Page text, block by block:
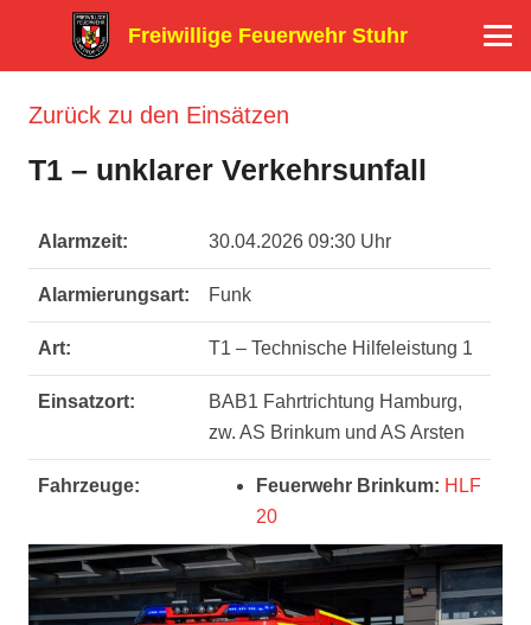
Freiwillige Feuerwehr Stuhr
Zurück zu den Einsätzen
T1 – unklarer Verkehrsunfall
Alarmzeit: 30.04.2026 09:30 Uhr
Alarmierungsart: Funk
Art: T1 – Technische Hilfeleistung 1
Einsatzort:
BAB1 Fahrtrichtung Hamburg,
zw. AS Brinkum und AS Arsten
Fahrzeuge: Feuerwehr Brinkum: HLF
20